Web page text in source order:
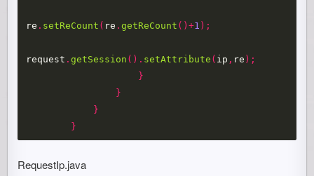
re . setReCount ( re .getReCount ()+1 );
request .getSession (). setAttribute ( ip , re );
}
}
}
}
RequestIp.java